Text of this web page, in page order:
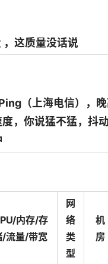
，这质量没话说
（上海电信），
，你说猛不猛，抖
内存/存
/流量/带宽
网
络
类
型
机
房